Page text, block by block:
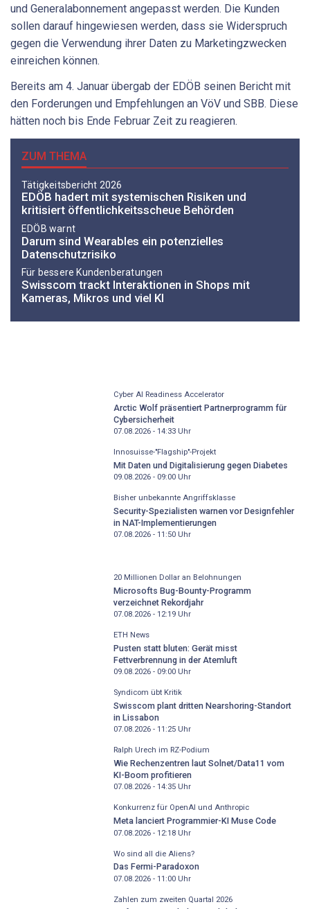
und Generalabonnement angepasst werden. Die Kunden
sollen darauf hingewiesen werden, dass sie Widerspruch
gegen die Verwendung ihrer Daten zu Marketingzwecken
einreichen können.
Bereits am 4. Januar übergab der EDÖB seinen Bericht mit
den Forderungen und Empfehlungen an VöV und SBB. Diese
hätten noch bis Ende Februar Zeit zu reagieren.
ZUM THEMA
Tätigkeitsbericht 2026
EDÖB hadert mit systemischen Risiken und
kritisiert öffentlichkeitsscheue Behörden
EDÖB warnt
Darum sind Wearables ein potenzielles
Datenschutzrisiko
Für bessere Kundenberatungen
Swisscom trackt Interaktionen in Shops mit
Kameras, Mikros und viel KI
Cyber AI Readiness Accelerator
Arctic Wolf präsentiert Partnerprogramm für
Cybersicherheit
07.08.2026 - 14:33Uhr
Innosuisse-"Flagship"-Projekt
Mit Daten und Digitalisierung gegen Diabetes
09.08.2026 - 09:00Uhr
Bisher unbekannte Angriffsklasse
Security-Spezialisten warnen vor Designfehler
in NAT-Implementierungen
07.08.2026 - 11:50Uhr
20 Millionen Dollar an Belohnungen
Microsofts Bug-Bounty-Programm
verzeichnet Rekordjahr
07.08.2026 - 12:19Uhr
ETH News
Pusten statt bluten: Gerät misst
Fettverbrennung in der Atemluft
09.08.2026 - 09:00Uhr
Syndicom übt Kritik
Swisscom plant dritten Nearshoring-Standort
in Lissabon
07.08.2026 - 11:25Uhr
Ralph Urech im RZ-Podium
Wie Rechenzentren laut Solnet/Data11 vom
KI-Boom profitieren
07.08.2026 - 14:35Uhr
Konkurrenz für OpenAI und Anthropic
Meta lanciert Programmier-KI Muse Code
07.08.2026 - 12:18Uhr
Wo sind all die Aliens?
Das Fermi-Paradoxon
07.08.2026 - 11:00Uhr
Zahlen zum zweiten Quartal 2026